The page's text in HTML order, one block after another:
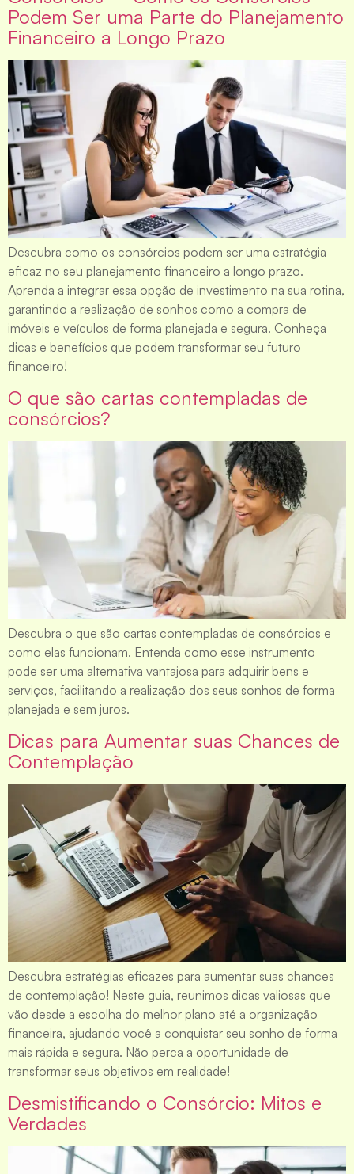
Podem Ser uma Parte do Planejamento
Financeiro a Longo Prazo
Descubra como os consórcios podem ser uma estratégia
eficaz no seu planejamento financeiro a longo prazo.
Aprenda a integrar essa opção de investimento na sua rotina,
garantindo a realização de sonhos como a compra de
imóveis e veículos de forma planejada e segura. Conheça
dicas e benefícios que podem transformar seu futuro
financeiro!
O que são cartas contempladas de
consórcios?
Descubra o que são cartas contempladas de consórcios e
como elas funcionam. Entenda como esse instrumento
pode ser uma alternativa vantajosa para adquirir bens e
serviços, facilitando a realização dos seus sonhos de forma
planejada e sem juros.
Dicas para Aumentar suas Chances de
Contemplação
Descubra estratégias eficazes para aumentar suas chances
de contemplação! Neste guia, reunimos dicas valiosas que
vão desde a escolha do melhor plano até a organização
financeira, ajudando você a conquistar seu sonho de forma
mais rápida e segura. Não perca a oportunidade de
transformar seus objetivos em realidade!
Desmistificando o Consórcio: Mitos e
Verdades